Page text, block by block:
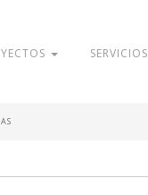
SERVICIOS